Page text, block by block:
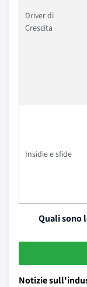
Driver di
Crescita
Insidie e sfide
Quali sono
Notizie